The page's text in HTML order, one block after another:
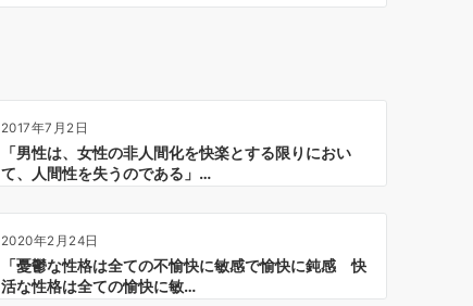
2017年7月2日
「男性は、女性の非人間化を快楽とする限りにおい
て、人間性を失うのである」…
2020年2月24日
「憂鬱な性格は全ての不愉快に敏感で愉快に鈍感 快
活な性格は全ての愉快に敏…